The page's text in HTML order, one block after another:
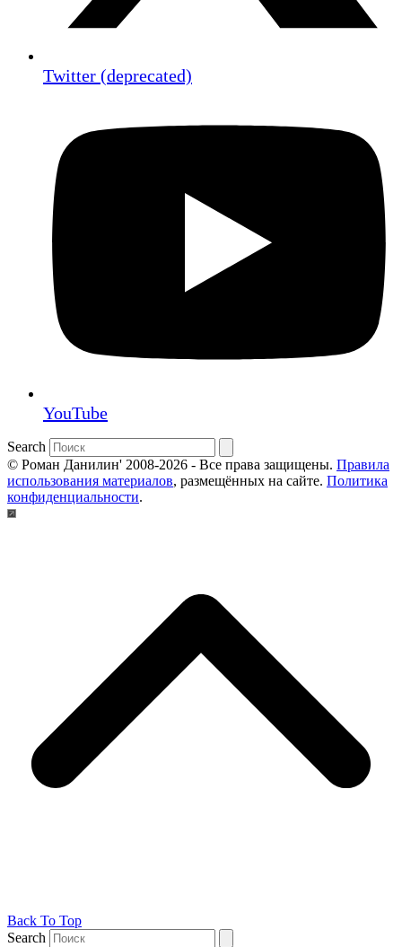
Twitter (deprecated)
YouTube
Search
© Роман Данилин' 2008-2026 - Все права защищены. Правила
использования материалов, размещённых на сайте. Политика
конфиденциальности.
Back To Top
Search